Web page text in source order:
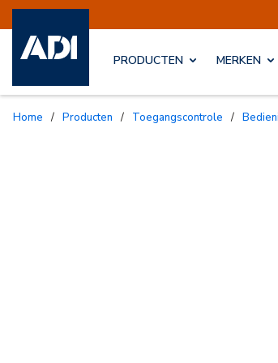
PRODUCTEN MERKEN
Home / Producten / Toegangscontrole /